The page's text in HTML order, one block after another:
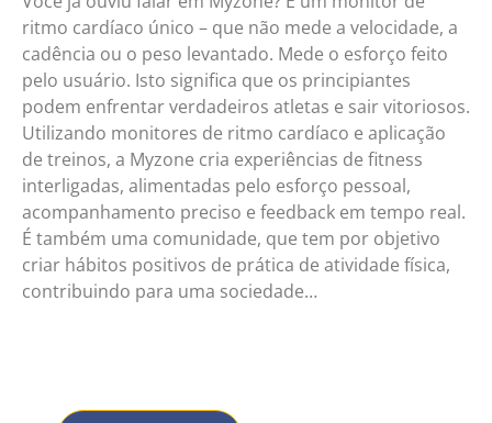
ritmo cardíaco único – que não mede a velocidade, a
cadência ou o peso levantado. Mede o esforço feito
pelo usuário. Isto significa que os principiantes
podem enfrentar verdadeiros atletas e sair vitoriosos.
Utilizando monitores de ritmo cardíaco e aplicação
de treinos, a Myzone cria experiências de fitness
interligadas, alimentadas pelo esforço pessoal,
acompanhamento preciso e feedback em tempo real.
É também uma comunidade, que tem por objetivo
criar hábitos positivos de prática de atividade física,
contribuindo para uma sociedade…